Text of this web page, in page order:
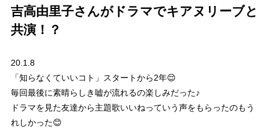
吉高由里子さんがドラマでキアヌリーブと
共演！？
20.1.8
「知らなくていいコト」スタートから2年😌
毎回最後に素晴らしき嘘が流れるの楽しみだった♪
ドラマを見た友達から主題歌いいねっていう声をもらったのもう
れしかった😊